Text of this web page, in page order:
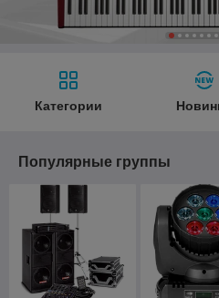
Категории
Популярные группы